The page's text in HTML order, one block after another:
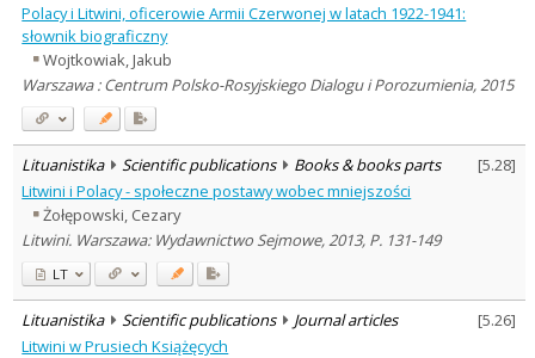
Polacy i Litwini, oficerowie Armii Czerwonej w latach 1922-1941:
słownik biograficzny
Wojtkowiak, Jakub
Warszawa : Centrum Polsko-Rosyjskiego Dialogu i Porozumienia, 2015
Lituanistika Scientific publications Books & books parts [5.28]
Litwini i Polacy - społeczne postawy wobec mniejszości
Żołępowski, Cezary
Litwini. Warszawa: Wydawnictwo Sejmowe, 2013, P. 131-149
LT
Lituanistika Scientific publications Journal articles [5.26]
Litwini w Prusiech Książęcych